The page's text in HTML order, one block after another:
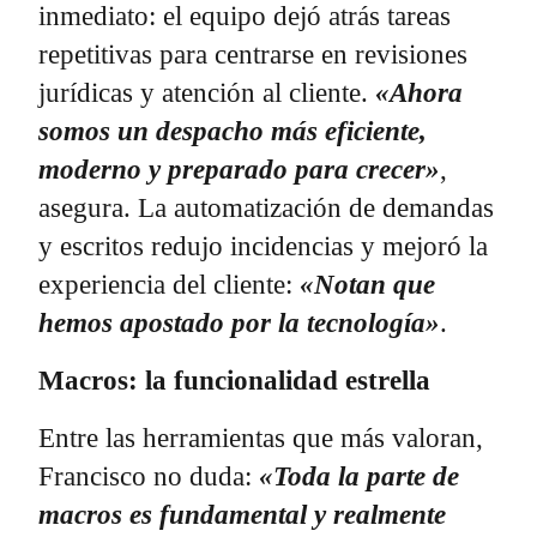
inmediato: el equipo dejó atrás tareas
repetitivas para centrarse en revisiones
jurídicas y atención al cliente. «Ahora
somos un despacho más eficiente,
moderno y preparado para crecer»,
asegura. La automatización de demandas
y escritos redujo incidencias y mejoró la
experiencia del cliente: «Notan que
hemos apostado por la tecnología».
Macros: la funcionalidad estrella
Entre las herramientas que más valoran,
Francisco no duda: «Toda la parte de
macros es fundamental y realmente